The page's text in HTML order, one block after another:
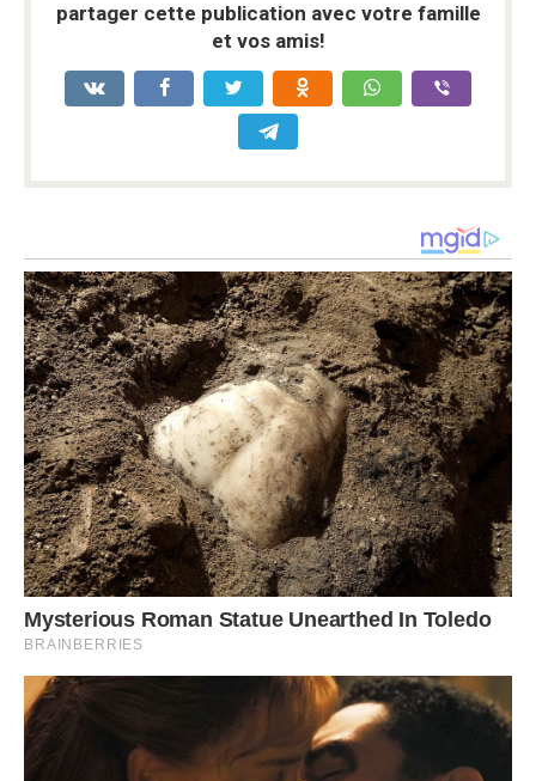
partager cette publication avec votre famille
et vos amis!